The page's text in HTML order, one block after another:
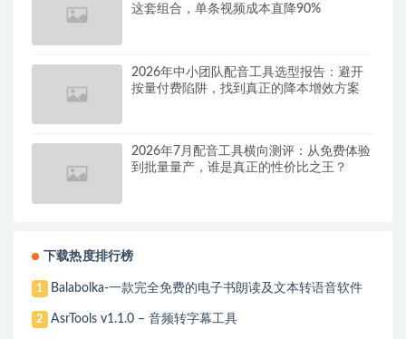
这套组合，单条视频成本直降90%
2026年中小团队配音工具选型报告：避开
按量付费陷阱，找到真正的降本增效方案
2026年7月配音工具横向测评：从免费体验
到批量量产，谁是真正的性价比之王？
下载热度排行榜
1 Balabolka-一款完全免费的电子书朗读及文本转语音软件
2 AsrTools v1.1.0 – 音频转字幕工具